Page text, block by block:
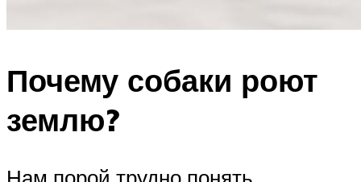
Почему собаки роют
землю?